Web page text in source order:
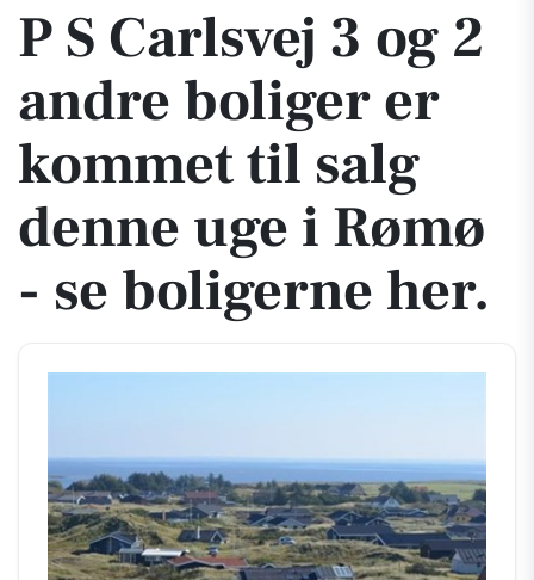
P S Carlsvej 3 og 2
andre boliger er
kommet til salg
denne uge i Rømø
- se boligerne her.